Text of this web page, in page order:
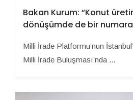
Bakan Kurum: “Konut
dönüşümde de bir
Milli İrade Platformu’nun
Milli İrade Buluşması’nda ...